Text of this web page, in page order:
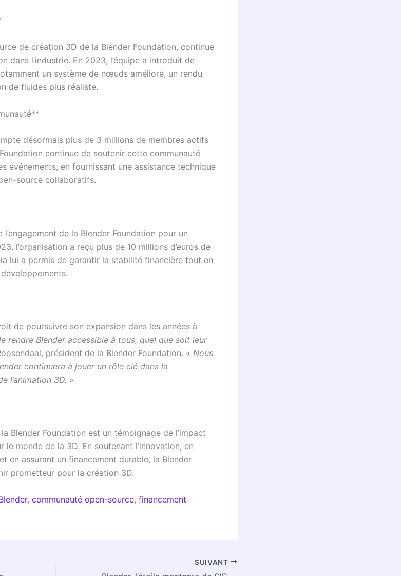
de création 3D de la Blender Foundation, continue
dans l’industrie. En 2023, l’équipe a introduit de
un système de nœuds amélioré, un rendu
de fluides plus réaliste.
désormais plus de 3 millions de membres actifs
continue de soutenir cette communauté
événements, en fournissant une assistance technique
source collaboratifs.
de la Blender Foundation pour un
l’organisation a reçu plus de 10 millions d’euros de
lui a permis de garantir la stabilité financière tout en
de poursuivre son expansion dans les années à
rendre Blender accessible à tous, quel que soit leur
président de la Blender Foundation. « Nous
continuera à jouer un rôle clé dans la
l’animation 3D. »
Blender Foundation est un témoignage de l’impact
le monde de la 3D. En soutenant l’innovation, en
en assurant un financement durable, la Blender
prometteur pour la création 3D.
, communauté open-source, financement
SUIVANT